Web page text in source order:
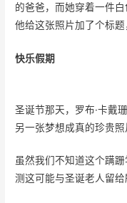
的爸爸，而她穿着一件
他给这张照片加了个标
快乐假期
圣诞节那天，罗布·卡戴
另一张梦想成真的珍贵照
虽然我们不知道这个蹒
测这可能与圣诞老人留给